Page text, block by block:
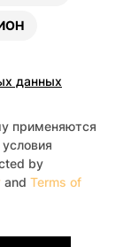
данных
применяются
by
and Terms of